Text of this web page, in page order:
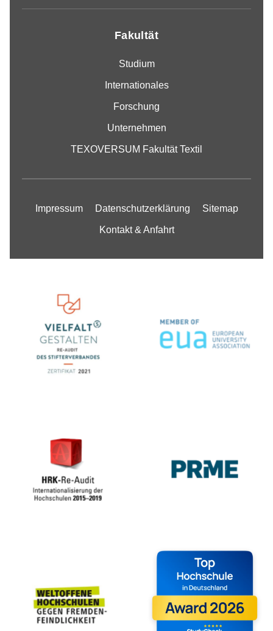
Fakultät
Studium
Internationales
Forschung
Unternehmen
TEXOVERSUM Fakultät Textil
Impressum Datenschutzerklärung Sitemap
Kontakt & Anfahrt